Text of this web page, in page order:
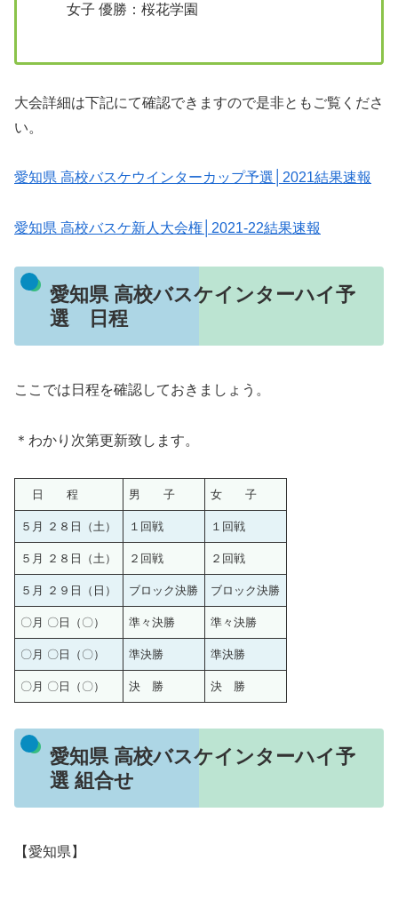
女子 優勝：桜花学園
大会詳細は下記にて確認できますので是非ともご覧くださ
い。
愛知県 高校バスケウインターカップ予選│2021結果速報
愛知県 高校バスケ新人大会権│2021-22結果速報
愛知県 高校バスケインターハイ予
選 日程
ここでは日程を確認しておきましょう。
＊わかり次第更新致します。
日 程 男 子 女 子
５月 ２８日（土） １回戦 １回戦
５月 ２８日（土） ２回戦 ２回戦
５月 ２９日（日） ブロック決勝 ブロック決勝
〇月 〇日（〇） 準々決勝 準々決勝
〇月 〇日（〇） 準決勝 準決勝
〇月 〇日（〇） 決 勝 決 勝
愛知県 高校バスケインターハイ予
選 組合せ
【愛知県】